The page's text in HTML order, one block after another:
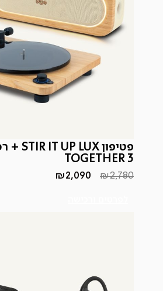
TOGETHER 3
₪2,780
המחיר
₪2,090
המחיר